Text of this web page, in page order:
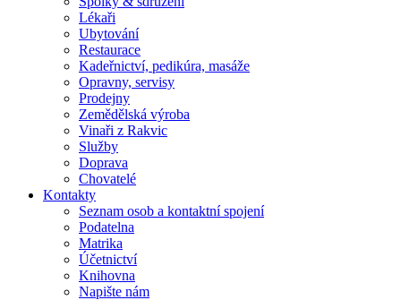
Lékaři
Ubytování
Restaurace
Kadeřnictví, pedikúra, masáže
Opravny, servisy
Prodejny
Zemědělská výroba
Vinaři z Rakvic
Služby
Doprava
Chovatelé
Kontakty
Seznam osob a kontaktní spojení
Podatelna
Matrika
Účetnictví
Knihovna
Napište nám